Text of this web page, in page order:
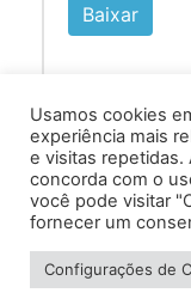
Baixar
Av. Prof.
Caratinga -
Usamos cookies
experiência mais
e visitas repetidas.
concorda com o
você pode visitar
fornecer um
Configurações de